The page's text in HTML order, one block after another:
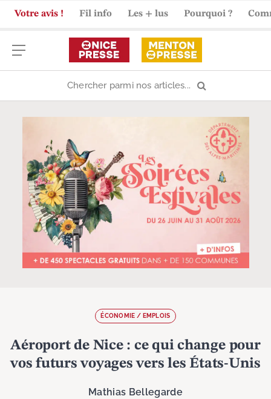
Votre avis ! Fil info Les + lus Pourquoi ?
ÉCONOMIE / EMPLOIS
Aéroport de Nice : ce qui change pour
vos futurs voyages vers les États-Unis
Mathias Bellegarde